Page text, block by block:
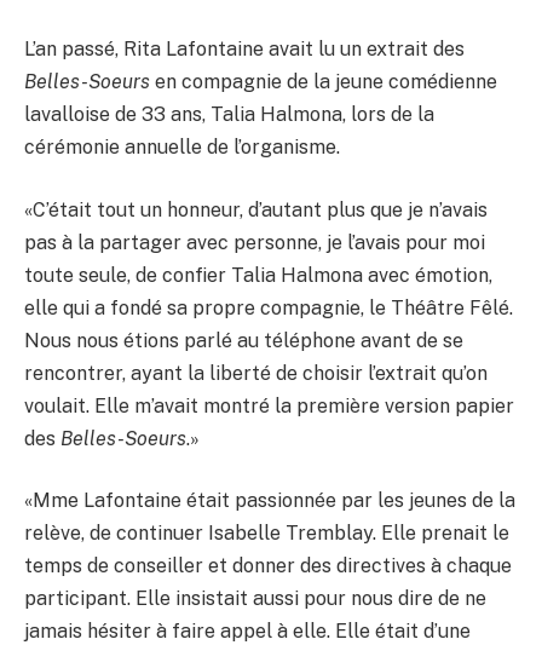
L’an passé, Rita Lafontaine avait lu un extrait des
Belles-Soeurs en compagnie de la jeune comédienne
lavalloise de 33 ans, Talia Halmona, lors de la
cérémonie annuelle de l’organisme.
«C’était tout un honneur, d’autant plus que je n’avais
pas à la partager avec personne, je l’avais pour moi
toute seule, de confier Talia Halmona avec émotion,
elle qui a fondé sa propre compagnie, le Théâtre Fêlé.
Nous nous étions parlé au téléphone avant de se
rencontrer, ayant la liberté de choisir l’extrait qu’on
voulait. Elle m’avait montré la première version papier
des Belles-Soeurs.»
«Mme Lafontaine était passionnée par les jeunes de la
relève, de continuer Isabelle Tremblay. Elle prenait le
temps de conseiller et donner des directives à chaque
participant. Elle insistait aussi pour nous dire de ne
jamais hésiter à faire appel à elle. Elle était d’une